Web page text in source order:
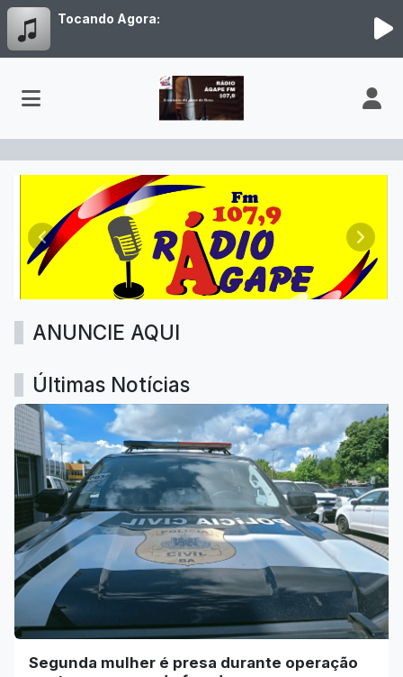
Tocando Agora:
SITE RÁDIO 2
Anterior
ANUNCIE AQUI
Últimas Notícias
Segunda mulher é presa durante operação